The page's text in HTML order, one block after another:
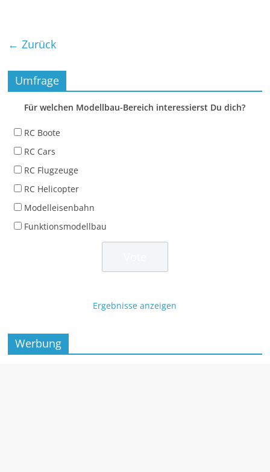
← Zurück
Umfrage
Für welchen Modellbau-Bereich interessierst Du dich?
RC Boote
RC Cars
RC Flugzeuge
RC Helicopter
Modelleisenbahn
Funktionsmodellbau
Ergebnisse anzeigen
Werbung